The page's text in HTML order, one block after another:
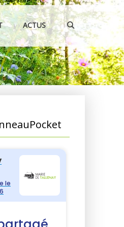
ACTUS